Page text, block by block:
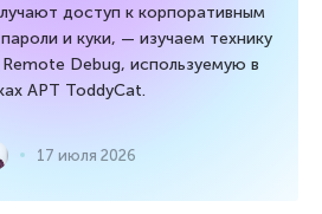
доступ к корпоративным
и куки, — изучаем технику
Debug, используемую в
APT ToddyCat.
17 июля 2026